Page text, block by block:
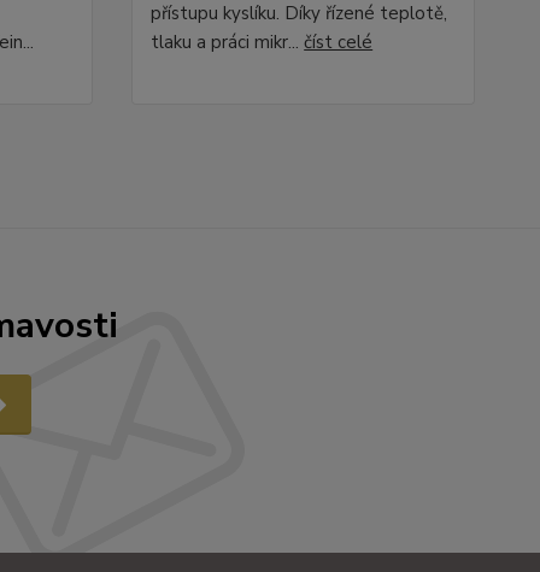
přístupu kyslíku. Díky řízené teplotě,
tlaku a práci mikr...číst celé